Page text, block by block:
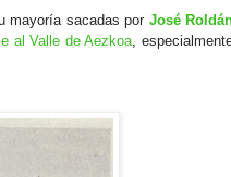
mayoría sacadas por José
al Valle de Aezkoa ,